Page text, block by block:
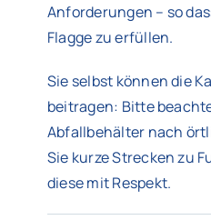
Anforderungen – so
Flagge zu erfüllen.
Sie selbst können die
beitragen: Bitte
Abfallbehälter nach
Sie kurze Strecken zu
diese mit Respekt.